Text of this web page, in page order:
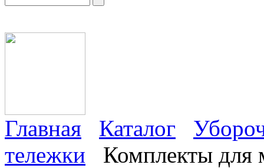
Главная Каталог
тележки
Комплекты для